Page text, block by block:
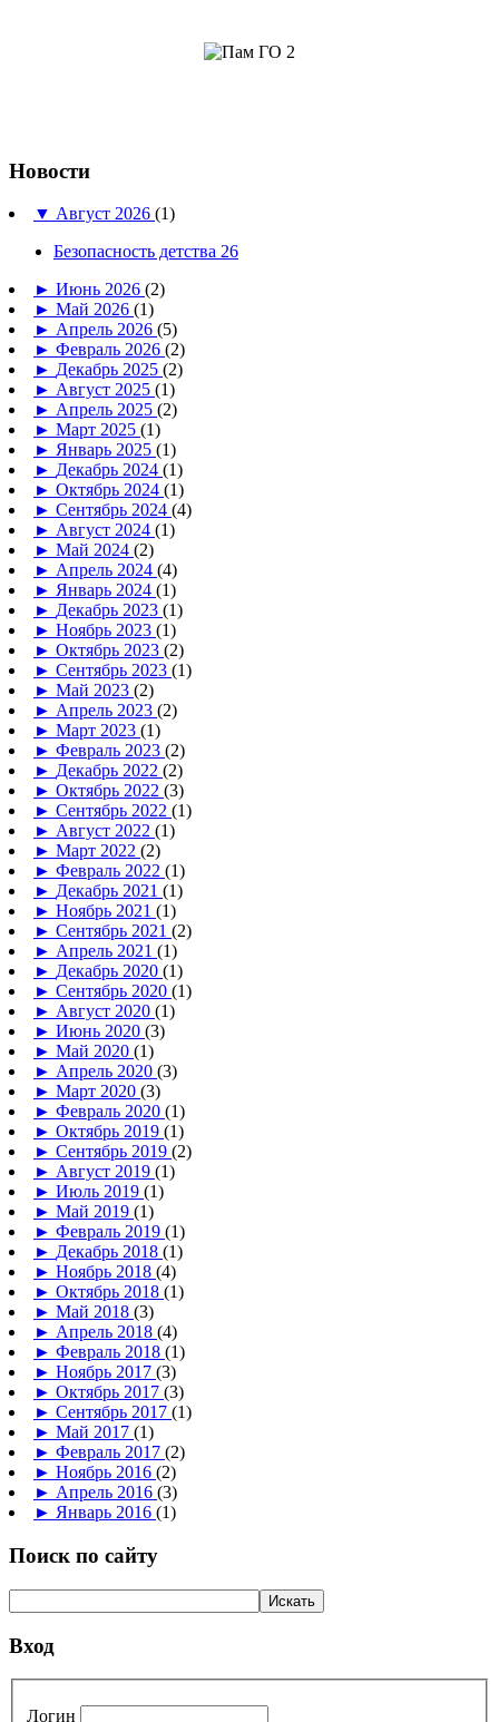
Новости
▼ Август 2026 (1)
Безопасность детства 26
► Июнь 2026 (2)
► Май 2026 (1)
► Апрель 2026 (5)
► Февраль 2026 (2)
► Декабрь 2025 (2)
► Август 2025 (1)
► Апрель 2025 (2)
► Март 2025 (1)
► Январь 2025 (1)
► Декабрь 2024 (1)
► Октябрь 2024 (1)
► Сентябрь 2024 (4)
► Август 2024 (1)
► Май 2024 (2)
► Апрель 2024 (4)
► Январь 2024 (1)
► Декабрь 2023 (1)
► Ноябрь 2023 (1)
► Октябрь 2023 (2)
► Сентябрь 2023 (1)
► Май 2023 (2)
► Апрель 2023 (2)
► Март 2023 (1)
► Февраль 2023 (2)
► Декабрь 2022 (2)
► Октябрь 2022 (3)
► Сентябрь 2022 (1)
► Август 2022 (1)
► Март 2022 (2)
► Февраль 2022 (1)
► Декабрь 2021 (1)
► Ноябрь 2021 (1)
► Сентябрь 2021 (2)
► Апрель 2021 (1)
► Декабрь 2020 (1)
► Сентябрь 2020 (1)
► Август 2020 (1)
► Июнь 2020 (3)
► Май 2020 (1)
► Апрель 2020 (3)
► Март 2020 (3)
► Февраль 2020 (1)
► Октябрь 2019 (1)
► Сентябрь 2019 (2)
► Август 2019 (1)
► Июль 2019 (1)
► Май 2019 (1)
► Февраль 2019 (1)
► Декабрь 2018 (1)
► Ноябрь 2018 (4)
► Октябрь 2018 (1)
► Май 2018 (3)
► Апрель 2018 (4)
► Февраль 2018 (1)
► Ноябрь 2017 (3)
► Октябрь 2017 (3)
► Сентябрь 2017 (1)
► Май 2017 (1)
► Февраль 2017 (2)
► Ноябрь 2016 (2)
► Апрель 2016 (3)
► Январь 2016 (1)
Поиск по сайту
Вход
Логин